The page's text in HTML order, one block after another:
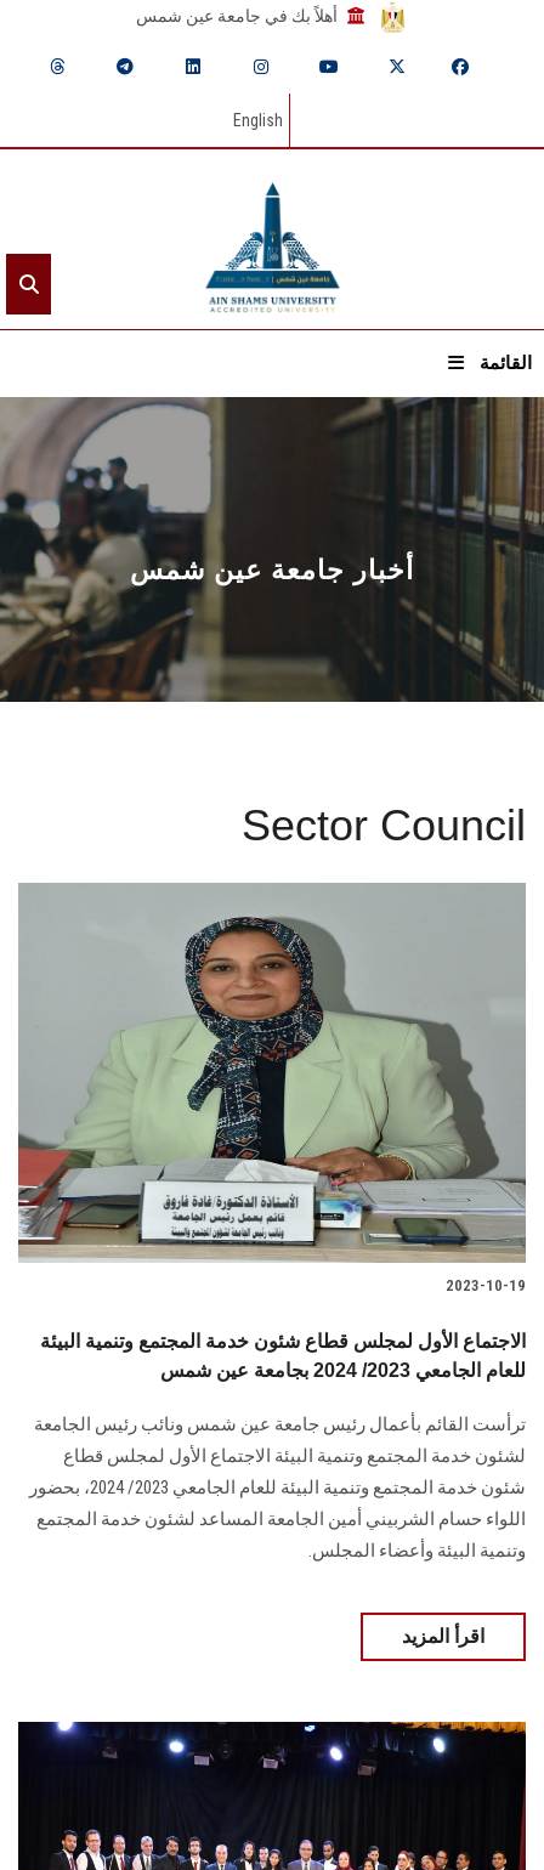
أهلاً بك في جامعة عين شمس
English
القائمة
الرئيسيـة
عن الجامعة
القطاعـات
الشئون الأكاديمية
البحث العلمي
هيئة التدريس
الدراسات العليا
الزائـرون
سجل الان
أخبار جامعة عين شمس
Sector Council
2023-10-19
الاجتماع الأول لمجلس قطاع شئون خدمة المجتمع وتنمية البيئة
للعام الجامعي 2023/ 2024 بجامعة عين شمس
ترأست القائم بأعمال رئيس جامعة عين شمس ونائب رئيس الجامعة
لشئون خدمة المجتمع وتنمية البيئة الاجتماع الأول لمجلس قطاع
شئون خدمة المجتمع وتنمية البيئة للعام الجامعي 2023/ 2024، بحضور
اللواء حسام الشربيني أمين الجامعة المساعد لشئون خدمة المجتمع
وتنمية البيئة وأعضاء المجلس.
اقرأ المزيد